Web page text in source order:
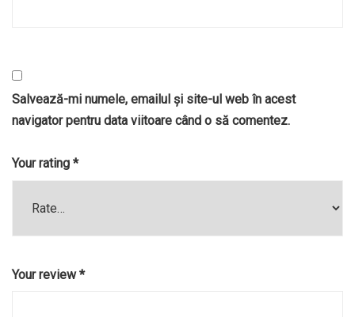
Salvează-mi numele, emailul și site-ul web în acest
navigator pentru data viitoare când o să comentez.
Your rating *
Your review*